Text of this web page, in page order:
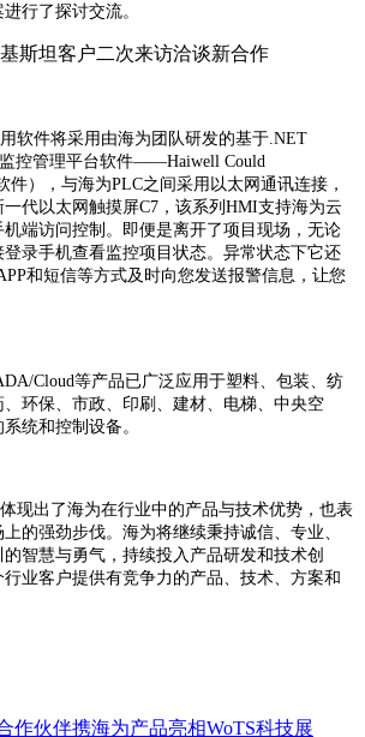
行了探讨交流。
件将采用由海为团队研发的基于.NET
控管理平台软件——Haiwell Could
件），与海为PLC之间采用以太网通讯连接，
代以太网触摸屏C7，该系列HMI支持海为云
端访问控制。即便是离开了项目现场，无论
录手机查看监控项目状态。异常状态下它还
和短信等方式及时向您发送报警信息，让您
Cloud等产品已广泛应用于塑料、包装、纺
环保、市政、印刷、建材、电梯、中央空
统和控制设备。
出了海为在行业中的产品与技术优势，也表
的强劲步伐。海为将继续秉持诚信、专业、
智慧与勇气，持续投入产品研发和技术创
业客户提供有竞争力的产品、技术、方案和
作伙伴携海为产品亮相WoTS科技展